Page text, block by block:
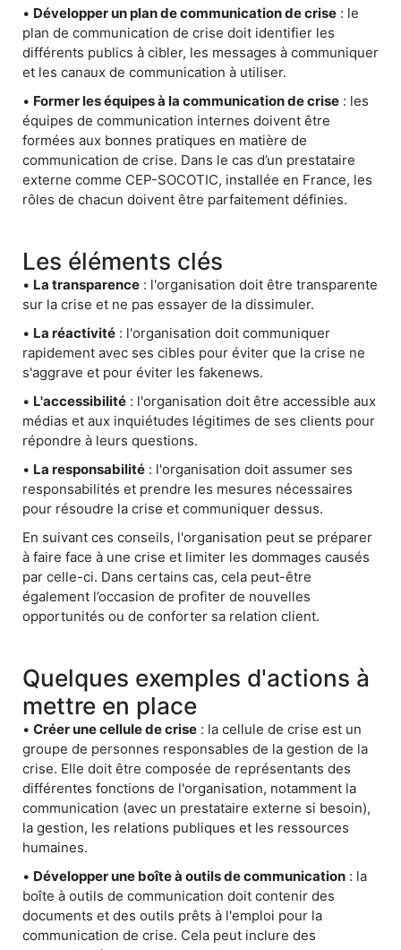
• Développer un plan de communication de crise : le
plan de communication de crise doit identifier les
différents publics à cibler, les messages à communiquer
et les canaux de communication à utiliser.
• Former les équipes à la communication de crise : les
équipes de communication internes doivent être
formées aux bonnes pratiques en matière de
communication de crise. Dans le cas d’un prestataire
externe comme CEP-SOCOTIC, installée en France, les
rôles de chacun doivent être parfaitement définies.
Les éléments clés
• La transparence : l'organisation doit être transparente
sur la crise et ne pas essayer de la dissimuler.
• La réactivité : l'organisation doit communiquer
rapidement avec ses cibles pour éviter que la crise ne
s'aggrave et pour éviter les fakenews.
• L'accessibilité : l'organisation doit être accessible aux
médias et aux inquiétudes légitimes de ses clients pour
répondre à leurs questions.
• La responsabilité : l'organisation doit assumer ses
responsabilités et prendre les mesures nécessaires
pour résoudre la crise et communiquer dessus.
En suivant ces conseils, l'organisation peut se préparer
à faire face à une crise et limiter les dommages causés
par celle-ci. Dans certains cas, cela peut-être
également l’occasion de profiter de nouvelles
opportunités ou de conforter sa relation client.
Quelques exemples d'actions à
mettre en place
• Créer une cellule de crise : la cellule de crise est un
groupe de personnes responsables de la gestion de la
crise. Elle doit être composée de représentants des
différentes fonctions de l'organisation, notamment la
communication (avec un prestataire externe si besoin),
la gestion, les relations publiques et les ressources
humaines.
• Développer une boîte à outils de communication : la
boîte à outils de communication doit contenir des
documents et des outils prêts à l'emploi pour la
communication de crise. Cela peut inclure des